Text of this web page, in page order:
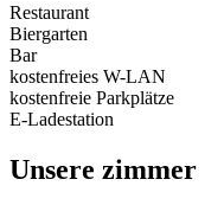
Restaurant
Biergarten
Bar
kostenfreies W-LAN
kostenfreie Parkplätze
E-Ladestation
Unsere zimmer